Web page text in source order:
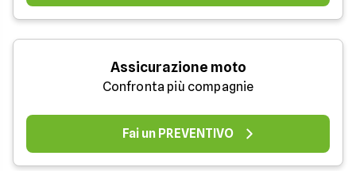
Assicurazione moto
Confronta più compagnie
Fai un PREVENTIVO